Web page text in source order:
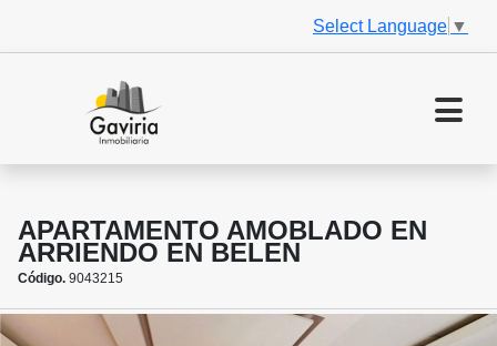
Select Language ▼
APARTAMENTO AMOBLADO EN
ARRIENDO EN BELEN
Código. 9043215